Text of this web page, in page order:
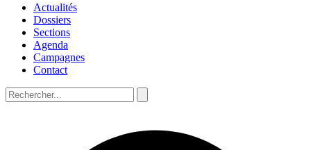
Actualités
Dossiers
Sections
Agenda
Campagnes
Contact